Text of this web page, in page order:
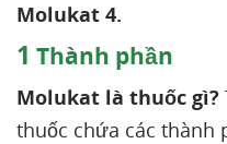
Molukat 4.
1 Thành phần
Molukat là thuốc gì?
thuốc chứa các thành